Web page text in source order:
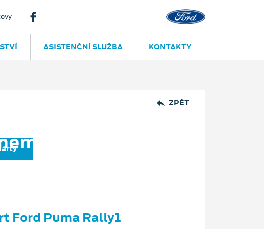
ASISTENČNÍ SLUŽBA KONTAKTY
ZPĚT
Ford Puma Rally1